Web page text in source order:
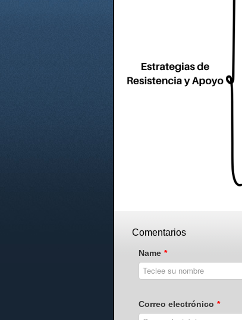
Comentarios
Name *
Correo electrónico *